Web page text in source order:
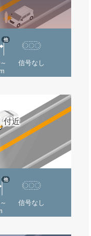
他
信号なし
付近
他
信号なし